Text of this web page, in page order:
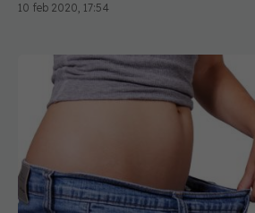
10 feb 2020, 17:54